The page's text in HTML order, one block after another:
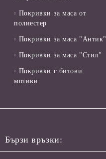
Покривки за маса от
полиестер
Покривки за маса "Антик"
Покривки за маса "Стил"
Покривки с битови
мотиви
Бързи връзки: